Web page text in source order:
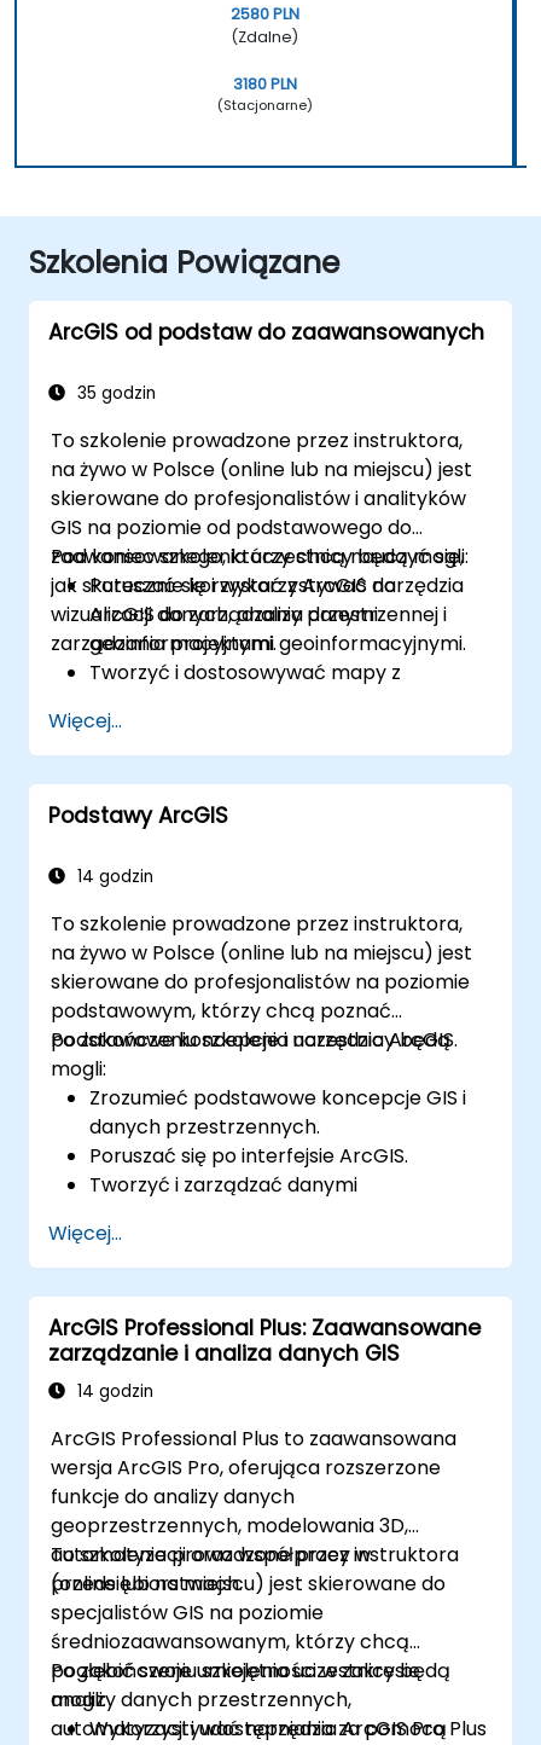
2580 PLN
(Zdalne)
3180 PLN
(Stacjonarne)
Szkolenia Powiązane
ArcGIS od podstaw do zaawansowanych
35 godzin
To szkolenie prowadzone przez instruktora,
na żywo w Polsce (online lub na miejscu) jest
skierowane do profesjonalistów i analityków
GIS na poziomie od podstawowego do
zaawansowanego, którzy chcą nauczyć się,
jak skutecznie korzystać z ArcGIS do
wizualizacji danych, analizy przestrzennej i
zarządzania projektami geoinformacyjnymi.
Pod koniec szkolenia uczestnicy będą mogli:
Poruszać się i wykorzystywać narzędzia
ArcGIS do zarządzania danymi
geoinformacyjnymi.
Tworzyć i dostosowywać mapy z
Wykonywać zaawansowane zadania
analizy przestrzennej i geoprzetwarzania.
Automatyzować przepływy pracy za
pomocą ModelBuildera i Pythona.
Więcej...
Podstawy ArcGIS
14 godzin
To szkolenie prowadzone przez instruktora,
na żywo w Polsce (online lub na miejscu) jest
skierowane do profesjonalistów na poziomie
podstawowym, którzy chcą poznać
podstawowe koncepcje i narzędzia ArcGIS.
Po zakończeniu szkolenia uczestnicy będą
mogli:
Zrozumieć podstawowe koncepcje GIS i
danych przestrzennych.
Poruszać się po interfejsie ArcGIS.
Tworzyć i zarządzać danymi
Wykonywać podstawowe analizy
przestrzenne.
Tworzyć mapy i wizualizacje.
Więcej...
ArcGIS Professional Plus: Zaawansowane
zarządzanie i analiza danych GIS
14 godzin
ArcGIS Professional Plus to zaawansowana
wersja ArcGIS Pro, oferująca rozszerzone
funkcje do analizy danych
geoprzestrzennych, modelowania 3D,
automatyzacji oraz współpracy w
przedsiębiorstwach.
To szkolenie prowadzone przez instruktora
(online lub na miejscu) jest skierowane do
specjalistów GIS na poziomie
średniozaawansowanym, którzy chcą
pogłębić swoje umiejętności w zakresie
analizy danych przestrzennych,
automatyzacji i udostępniania za pomocą
Po zakończeniu szkolenia uczestnicy będą
mogli:
Wykorzystywać narzędzia ArcGIS Pro Plus